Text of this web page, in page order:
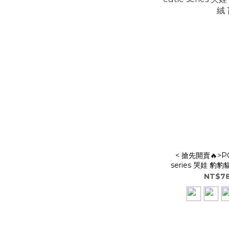
< 搶先開賣
series 哭娃 豹豹